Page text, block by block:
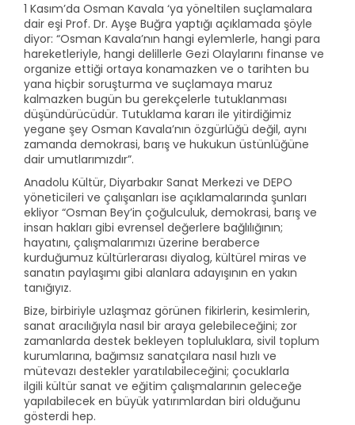
1 Kasım’da Osman Kavala ‘ya yöneltilen suçlamalara
dair eşi Prof. Dr. Ayşe Buğra yaptığı açıklamada şöyle
diyor: “Osman Kavala’nın hangi eylemlerle, hangi para
hareketleriyle, hangi delillerle Gezi Olaylarını finanse ve
organize ettiği ortaya konamazken ve o tarihten bu
yana hiçbir soruşturma ve suçlamaya maruz
kalmazken bugün bu gerekçelerle tutuklanması
düşündürücüdür. Tutuklama kararı ile yitirdiğimiz
yegane şey Osman Kavala’nın özgürlüğü değil, aynı
zamanda demokrasi, barış ve hukukun üstünlüğüne
dair umutlarımızdır”.
Anadolu Kültür, Diyarbakır Sanat Merkezi ve DEPO
yöneticileri ve çalışanları ise açıklamalarında şunları
ekliyor “Osman Bey’in çoğulculuk, demokrasi, barış ve
insan hakları gibi evrensel değerlere bağlılığının;
hayatını, çalışmalarımızı üzerine beraberce
kurduğumuz kültürlerarası diyalog, kültürel miras ve
sanatın paylaşımı gibi alanlara adayışının en yakın
tanığıyız.
Bize, birbiriyle uzlaşmaz görünen fikirlerin, kesimlerin,
sanat aracılığıyla nasıl bir araya gelebileceğini; zor
zamanlarda destek bekleyen topluluklara, sivil toplum
kurumlarına, bağımsız sanatçılara nasıl hızlı ve
mütevazı destekler yaratılabileceğini; çocuklarla
ilgili kültür sanat ve eğitim çalışmalarının geleceğe
yapılabilecek en büyük yatırımlardan biri olduğunu
gösterdi hep.